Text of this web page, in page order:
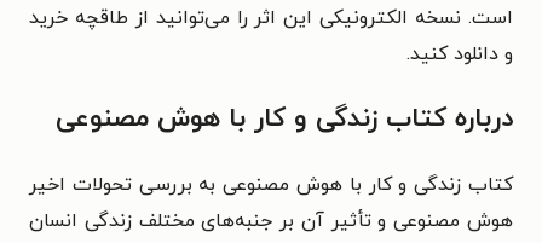
است. نسخه الکترونیکی این اثر را می‌توانید از طاقچه خرید
و دانلود کنید.
درباره کتاب زندگی و کار با هوش مصنوعی
کتاب زندگی و کار با هوش مصنوعی به بررسی تحولات اخیر
هوش مصنوعی و تأثیر آن بر جنبه‌های مختلف زندگی انسان